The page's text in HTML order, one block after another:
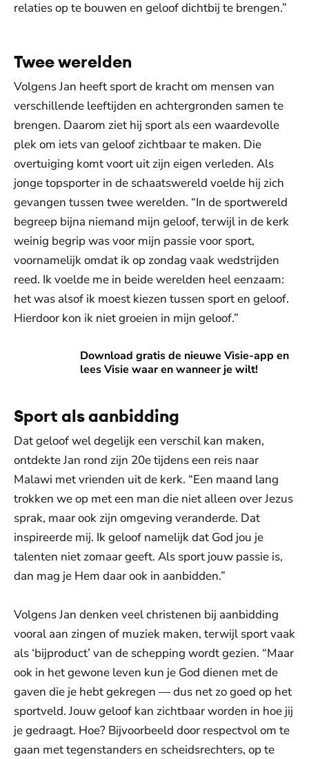
relaties op te bouwen en geloof dichtbij te brengen.”
Twee werelden
Volgens Jan heeft sport de kracht om mensen van
verschillende leeftijden en achtergronden samen te
brengen. Daarom ziet hij sport als een waardevolle
plek om iets van geloof zichtbaar te maken. Die
overtuiging komt voort uit zijn eigen verleden. Als
jonge topsporter in de schaatswereld voelde hij zich
gevangen tussen twee werelden. “In de sportwereld
begreep bijna niemand mijn geloof, terwijl in de kerk
weinig begrip was voor mijn passie voor sport,
voornamelijk omdat ik op zondag vaak wedstrijden
reed. Ik voelde me in beide werelden heel eenzaam:
het was alsof ik moest kiezen tussen sport en geloof.
Hierdoor kon ik niet groeien in mijn geloof.”
Download gratis de nieuwe Visie-app en
lees Visie waar en wanneer je wilt!
Download gratis de nieuwe Visie-app en lees Visie waar
Sport als aanbidding
Dat geloof wel degelijk een verschil kan maken,
ontdekte Jan rond zijn 20e tijdens een reis naar
Malawi met vrienden uit de kerk. “Een maand lang
trokken we op met een man die niet alleen over Jezus
sprak, maar ook zijn omgeving veranderde. Dat
inspireerde mij. Ik geloof namelijk dat God jou je
talenten niet zomaar geeft. Als sport jouw passie is,
dan mag je Hem daar ook in aanbidden.”
Volgens Jan denken veel christenen bij aanbidding
vooral aan zingen of muziek maken, terwijl sport vaak
als ‘bijproduct’ van de schepping wordt gezien. “Maar
ook in het gewone leven kun je God dienen met de
gaven die je hebt gekregen — dus net zo goed op het
sportveld. Jouw geloof kan zichtbaar worden in hoe jij
je gedraagt. Hoe? Bijvoorbeeld door respectvol om te
gaan met tegenstanders en scheidsrechters, op te